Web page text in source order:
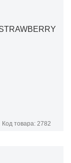
Код товара: 2782